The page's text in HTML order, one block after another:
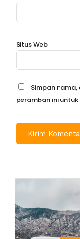
Situs Web
Simpan
peramban ini